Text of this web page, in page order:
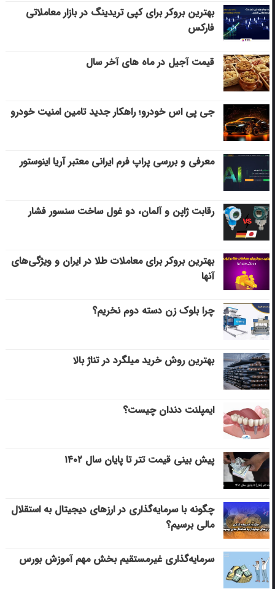
بهترین بروکر برای کپی‌ تریدینگ در بازار معاملاتی
فارکس
قیمت آجیل در ماه های آخر سال
جی پی اس خودرو؛ راهکار جدید تامین امنیت خودرو
معرفی و بررسی پراپ فرم ایرانی معتبر آریا اینوستور
رقابت ژاپن و آلمان، دو غول ساخت سنسور فشار
بهترین بروکر برای معاملات طلا در ایران و ویژگی‌های
آنها
چرا بلوک زن دسته دوم نخریم؟
بهترین روش خرید میلگرد در تناژ بالا
ایمپلنت دندان چیست؟
پیش بینی قیمت تتر تا پایان سال ۱۴۰۲
چگونه با سرمایه‌گذاری در ارزهای دیجیتال به استقلال
مالی برسیم؟
سرمایه‌گذاری غیرمستقیم بخش مهم آموزش بورس